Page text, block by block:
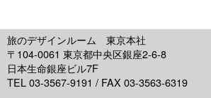
旅のデザインルーム 東京本社
〒104-0061 東京都中央区銀座2-6-8
日本生命銀座ビル7F
TEL 03-3567-9191 / FAX 03-3563-6319